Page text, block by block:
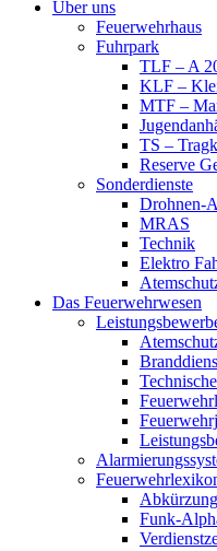
Über uns
Feuerwehrhaus
Fuhrpark
TLF – A
KLF –
MTF –
TS –
Reserve
Sonderdienste
Drohnen-
MRAS
Technik
Elektro
Das Feuerwehrwesen
Funk-